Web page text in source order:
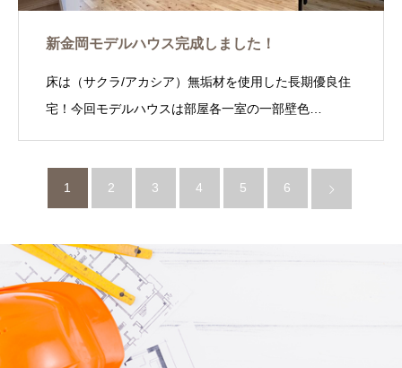
新金岡モデルハウス完成しました！
床は（サクラ/アカシア）無垢材を使用した長期優良住
宅！今回モデルハウスは部屋各一室の一部壁色…
1 2 3 4 5 6